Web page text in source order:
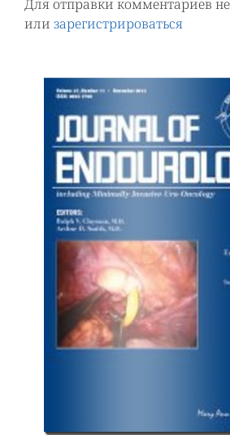
Для отправки комментариев
или зарегистрироваться